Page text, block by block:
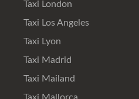
Taxi London
Taxi Los Angeles
Taxi Lyon
Taxi Madrid
Taxi Mailand
Taxi Mallorca